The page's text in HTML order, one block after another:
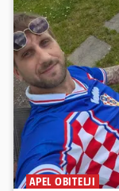
APEL OBITELJI